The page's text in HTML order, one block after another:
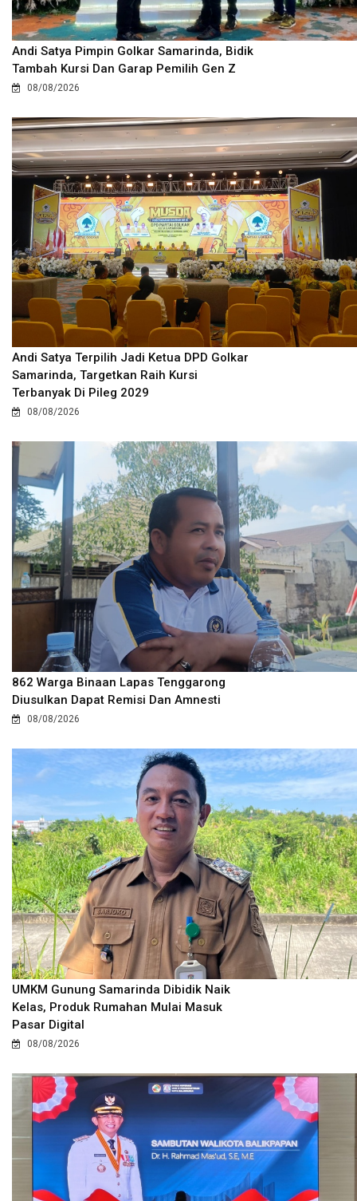
Andi Satya Pimpin Golkar Samarinda, Bidik
Tambah Kursi Dan Garap Pemilih Gen Z
08/08/2026
Andi Satya Terpilih Jadi Ketua DPD Golkar
Samarinda, Targetkan Raih Kursi
Terbanyak Di Pileg 2029
08/08/2026
862 Warga Binaan Lapas Tenggarong
Diusulkan Dapat Remisi Dan Amnesti
08/08/2026
UMKM Gunung Samarinda Dibidik Naik
Kelas, Produk Rumahan Mulai Masuk
Pasar Digital
08/08/2026